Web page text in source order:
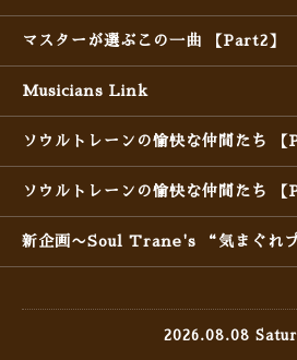
マスターが選ぶこの一曲 【Part2】
Musicians Link
ソウルトレーンの愉快な仲間たち 【
ソウルトレーンの愉快な仲間たち 【
新企画〜Soul Trane's “気まぐれ
2026.08.08